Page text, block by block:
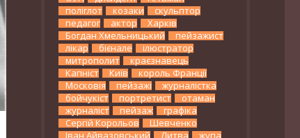
поліглот
козаки
скульптор
педагог
актор
Харків
Богдан Хмельницький
пейзажист
лікар
бієнале
ілюстратор
митрополит
краєзнавець
Капніст
Київ
король Франції
Московія
пейзажі
журналістка
бойчукіст
портретист
отаман
журналіст
пейзаж
графіка
Сергій Корольов
Шевченко
Іван Айвазовський
Литва жупа